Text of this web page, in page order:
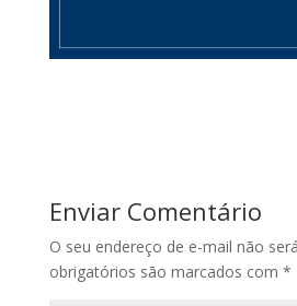
Enviar Comentário
O seu endereço de e-mail não
obrigatórios são marcados com *